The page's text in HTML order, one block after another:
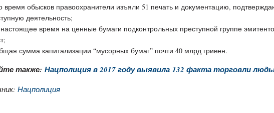
время обысков правоохранители изъяли 51 печать и документацию,
деятельность;
время на ценные бумаги подконтрольных преступной группе
сумма капитализации “мусорных бумаг” почти 40 млрд гривен.
также: Нацполиция в 2017 году выявила 132 факта торговли
Нацполиция